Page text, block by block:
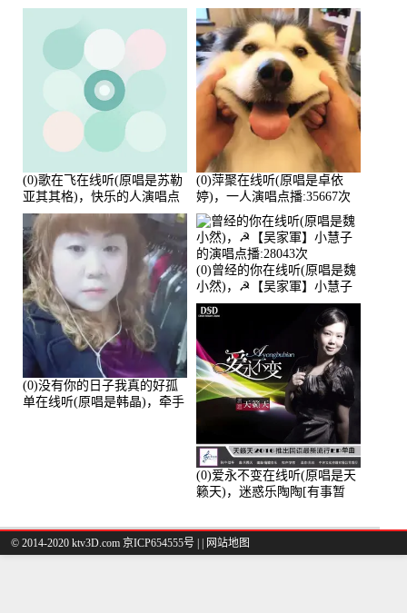
点播:80218次
(0)歌在飞在线听(原唱是苏勒
亚其其格)，快乐的人演唱点
播:36次
(0)萍聚在线听(原唱是卓依
婷)，一人演唱点播:35667次
(0)没有你的日子我真的好孤
单在线听(原唱是韩晶)，牵手
(0)曾经的你在线听(原唱是魏
小然)，☭【吴家軍】小慧子
的演唱点播:28043次
(0)爱永不变在线听(原唱是天
籁天)，迷惑乐陶陶[有事暂
© 2014-2020 ktv3D.com 京ICP654555号 | 网站地图